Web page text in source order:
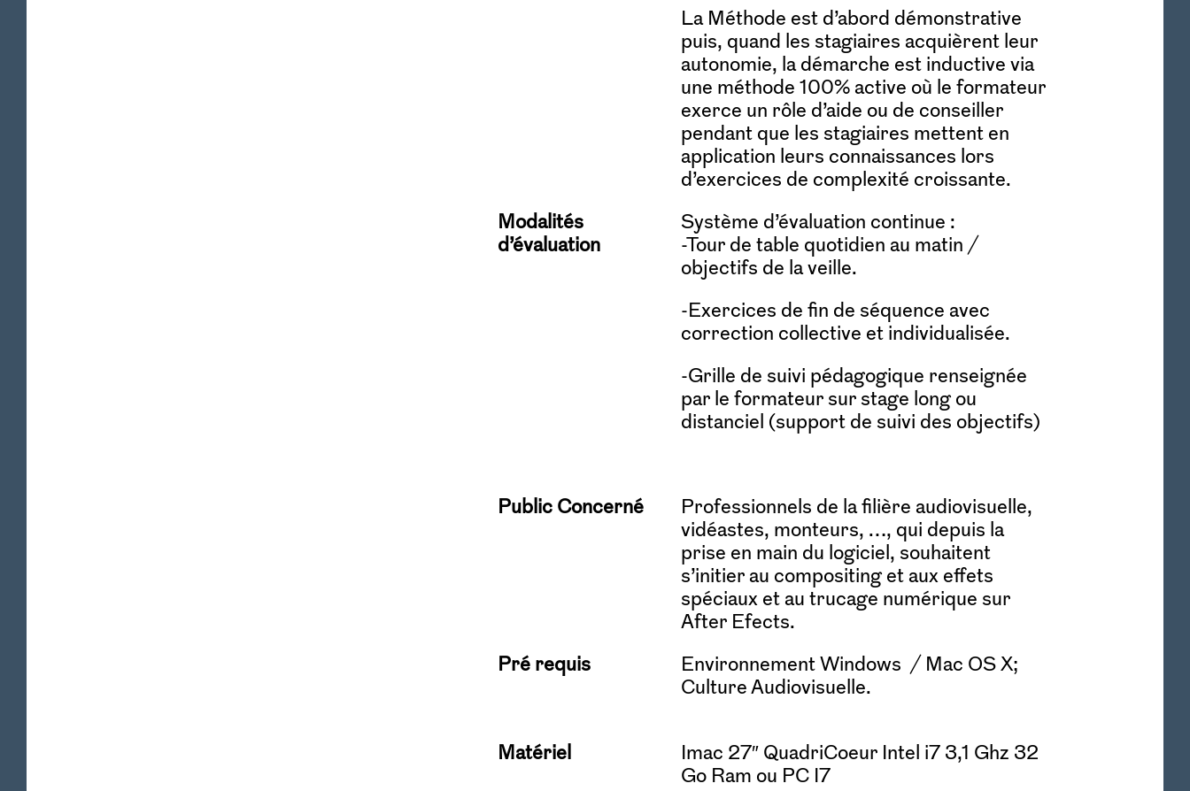
La Méthode est d’abord démonstrative
puis, quand les stagiaires acquièrent leur
autonomie, la démarche est inductive via
une méthode 100% active où le formateur
exerce un rôle d’aide ou de conseiller
pendant que les stagiaires mettent en
application leurs connaissances lors
d’exercices de complexité croissante.
Modalités
d’évaluation
Système d’évaluation continue :
-Tour de table quotidien au matin /
objectifs de la veille.
-Exercices de fin de séquence avec
correction collective et individualisée.
-Grille de suivi pédagogique renseignée
par le formateur sur stage long ou
distanciel (support de suivi des objectifs)
Public Concerné
Professionnels de la filière audiovisuelle,
vidéastes, monteurs, …, qui depuis la
prise en main du logiciel, souhaitent
s’initier au compositing et aux effets
spéciaux et au trucage numérique sur
After Efects.
Pré requis
Environnement Windows / Mac OS X;
Culture Audiovisuelle.
Matériel
Imac 27″ QuadriCoeur Intel i7 3,1 Ghz 32
Go Ram ou PC I7